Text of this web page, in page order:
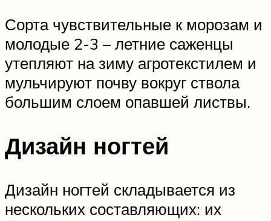
Сорта чувствительные к морозам и
молодые 2-3 – летние саженцы
утепляют на зиму агротекстилем и
мульчируют почву вокруг ствола
большим слоем опавшей листвы.
Дизайн ногтей
Дизайн ногтей складывается из
нескольких составляющих: их